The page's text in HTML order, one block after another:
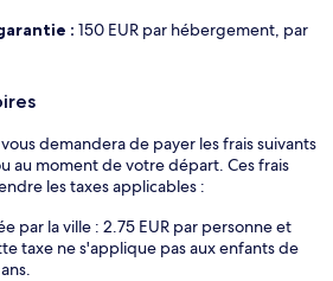
: 150 EUR par hébergement, par
demandera de payer les frais suivants
au moment de votre départ. Ces frais
les taxes applicables :
par la ville : 2.75 EUR par personne et
taxe ne s'applique pas aux enfants de